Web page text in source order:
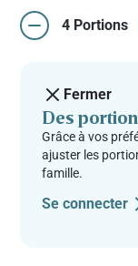
4 Portions
Fermer
Des
Grâce à vos
ajuster les
famille.
Se connecter